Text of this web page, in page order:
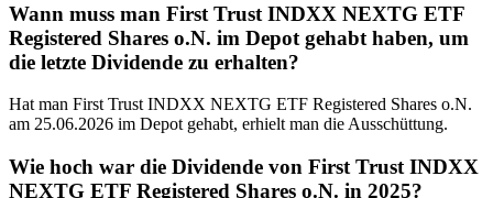
Wann muss man First Trust INDXX NEXTG ETF
Registered Shares o.N. im Depot gehabt haben, um
die letzte Dividende zu erhalten?
Hat man First Trust INDXX NEXTG ETF Registered Shares o.N.
am 25.06.2026 im Depot gehabt, erhielt man die Ausschüttung.
Wie hoch war die Dividende von First Trust INDXX
NEXTG ETF Registered Shares o.N. in 2025?